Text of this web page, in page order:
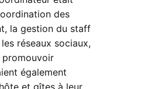
des
la gestion du staff
réseaux sociaux,
promouvoir
également
et gîtes à leur